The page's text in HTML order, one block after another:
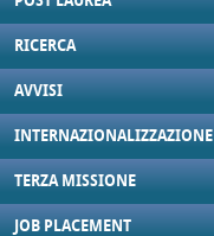
RICERCA
AVVISI
INTERNAZIONALIZZAZIONE
TERZA MISSIONE
JOB PLACEMENT